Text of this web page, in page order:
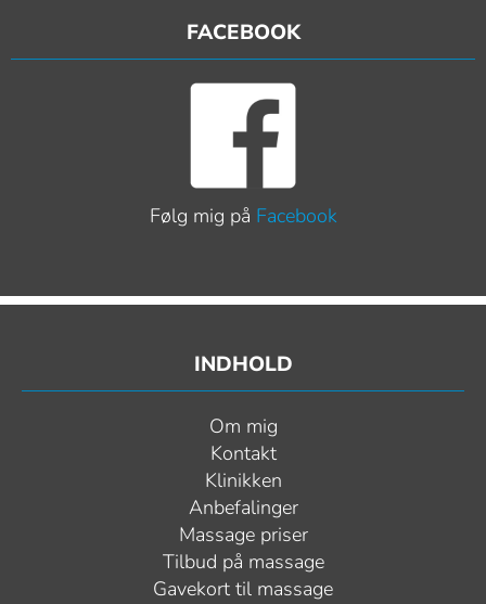
FACEBOOK
Følg mig på Facebook
INDHOLD
Om mig
Kontakt
Klinikken
Anbefalinger
Massage priser
Tilbud på massage
Gavekort til massage